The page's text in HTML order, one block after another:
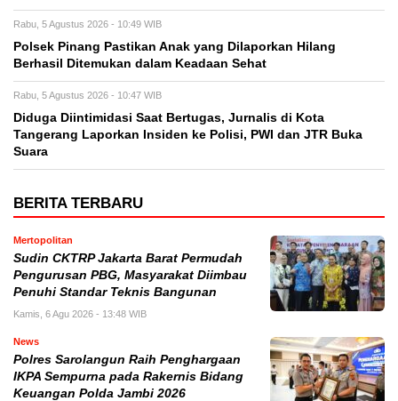
Rabu, 5 Agustus 2026 - 10:49 WIB
Polsek Pinang Pastikan Anak yang Dilaporkan Hilang
Berhasil Ditemukan dalam Keadaan Sehat
Rabu, 5 Agustus 2026 - 10:47 WIB
Diduga Diintimidasi Saat Bertugas, Jurnalis di Kota
Tangerang Laporkan Insiden ke Polisi, PWI dan JTR Buka
Suara
BERITA TERBARU
Mertopolitan
Sudin CKTRP Jakarta Barat Permudah
Pengurusan PBG, Masyarakat Diimbau
Penuhi Standar Teknis Bangunan
Kamis, 6 Agu 2026 - 13:48 WIB
News
Polres Sarolangun Raih Penghargaan
IKPA Sempurna pada Rakernis Bidang
Keuangan Polda Jambi 2026